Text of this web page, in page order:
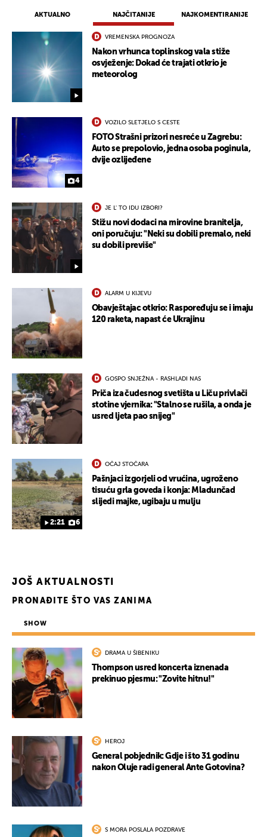
AKTUALNO NAJČITANIJE NAJKOMENTIRANIJE
VREMENSKA PROGNOZA
Nakon vrhunca toplinskog vala stiže
osvježenje: Dokad će trajati otkrio je
meteorolog
4
VOZILO SLETJELO S CESTE
FOTO Strašni prizori nesreće u Zagrebu:
Auto se prepolovio, jedna osoba poginula,
dvije ozlijeđene
JE L' TO IDU IZBORI?
Stižu novi dodaci na mirovine branitelja,
oni poručuju: "Neki su dobili premalo, neki
su dobili previše"
ALARM U KIJEVU
Obavještajac otkrio: Raspoređuju se i imaju
120 raketa, napast će Ukrajinu
GOSPO SNJEŽNA - RASHLADI NAS
Priča iza čudesnog svetišta u Liču privlači
stotine vjernika: "Stalno se rušila, a onda je
usred ljeta pao snijeg"
2:21 6
OČAJ STOČARA
Pašnjaci izgorjeli od vrućina, ugroženo
tisuću grla goveda i konja: Mladunčad
slijedi majke, ugibaju u mulju
JOŠ AKTUALNOSTI
PRONAĐITE ŠTO VAS ZANIMA
SHOW
DRAMA U ŠIBENIKU
Thompson usred koncerta iznenada
prekinuo pjesmu: "Zovite hitnu!"
HEROJ
General pobjednik: Gdje i što 31 godinu
nakon Oluje radi general Ante Gotovina?
S MORA POSLALA POZDRAVE
UKLJUČITE NOTIFIKACIJE